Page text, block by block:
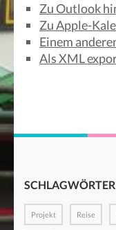
Zu Outlook
Zu Apple-
Einem
Als XML
SCHLAGWÖRTER
Projekt Reise